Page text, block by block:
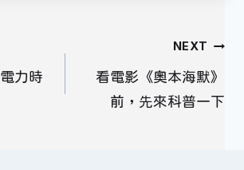
力時
NEXT
看電影《奧本海默》
前，先來科普一下